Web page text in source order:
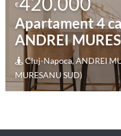
€425.000
Apartament 3
Cluj-Napoca, CENTRAL